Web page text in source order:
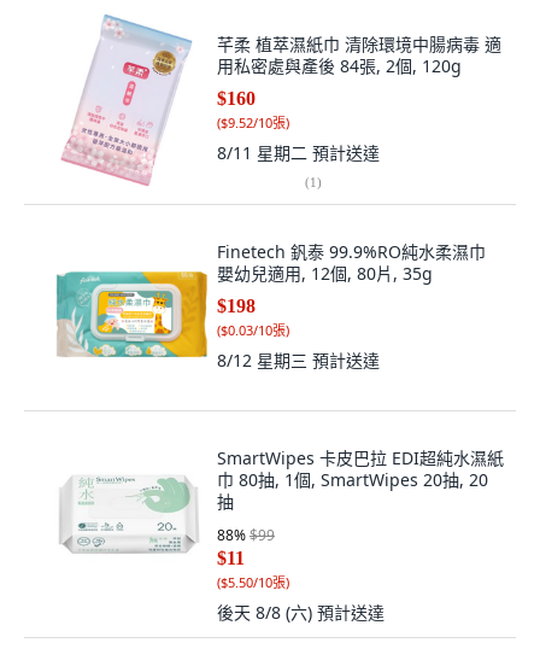
芊柔 植萃濕紙巾 清除環境中腸病毒 適
用私密處與產後 84張, 2個, 120g
$160
($9.52/10張)
8/11 星期二 預計送達
(1)
Finetech 釩泰 99.9%RO純水柔濕巾
嬰幼兒適用, 12個, 80片, 35g
$198
($0.03/10張)
8/12 星期三 預計送達
SmartWipes 卡皮巴拉 EDI超純水濕紙
巾 80抽, 1個, SmartWipes 20抽, 20
抽
88%$99
$11
($5.50/10張)
後天 8/8 (六) 預計送達